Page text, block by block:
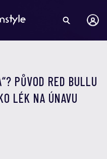
PŮVOD RED BULLU
LÉK NA ÚNAVU